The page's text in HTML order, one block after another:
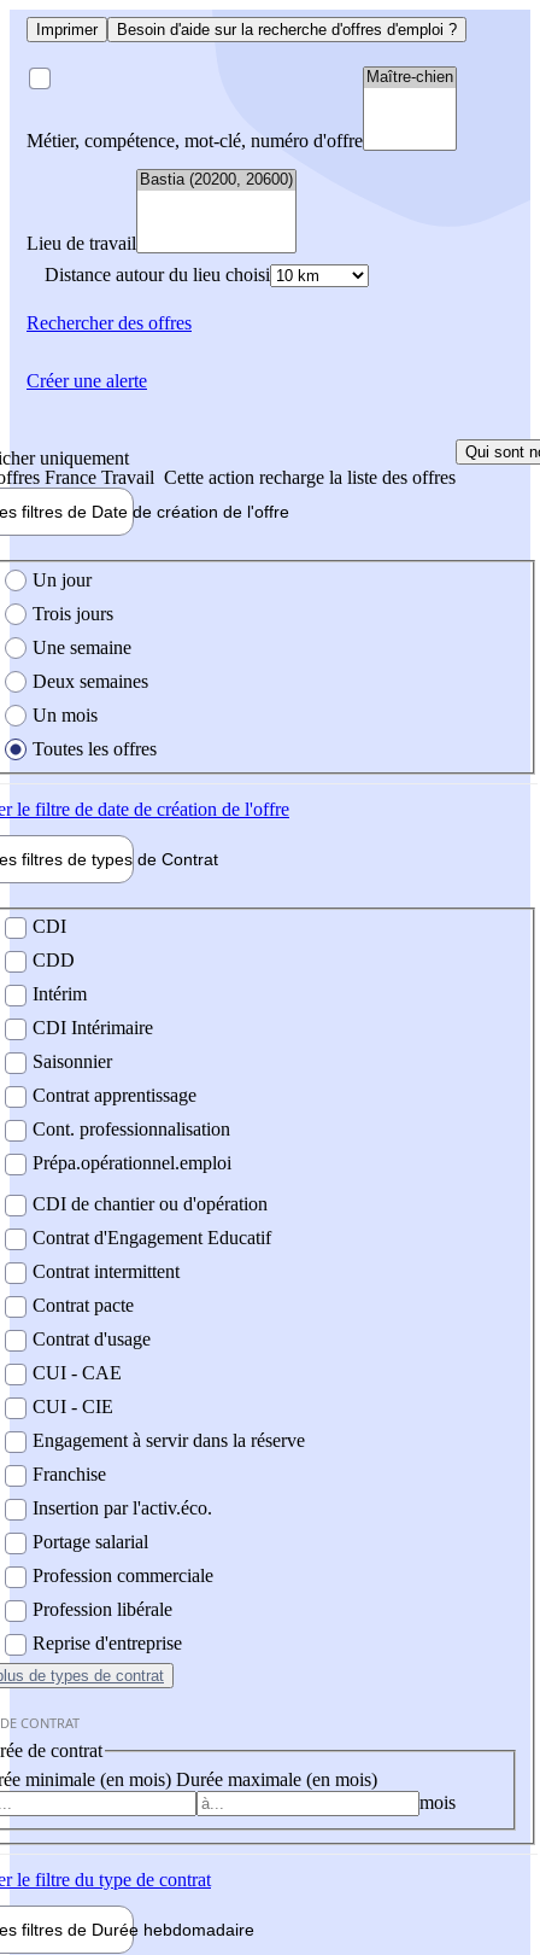
Imprimer Besoin d'aide sur la recherche d'offres d'emploi ?
Métier, compétence, mot-clé, numéro d'offre
Lieu de travail
Distance autour du lieu choisi
Rechercherdes offres
uniquement
France Travail Cette action recharge la liste des offres
Qui sont
filtres de Date de création de l'offre
création de l'offre
Un jour
Trois jours
Une semaine
Deux semaines
Un mois
Toutes les offres
le filtre de date de création de l'offre
filtres de types de Contrat
contrat
CDI
CDD
Intérim
CDI Intérimaire
Saisonnier
Contrat apprentissage
Cont. professionnalisation
Prépa.opérationnel.emploi
CDI de chantier ou d'opération
Contrat d'Engagement Educatif
Contrat intermittent
Contrat pacte
Contrat d'usage
CUI - CAE
CUI - CIE
Engagement à servir dans la réserve
Franchise
Insertion par l'activ.éco.
Portage salarial
Profession commerciale
Profession libérale
Reprise d'entreprise
de types de contrat
CONTRAT
de contrat
minimale (en mois) Durée maximale (en mois)
mois
le filtre du type de contrat
filtres de Durée hebdomadaire
Créer une alerte